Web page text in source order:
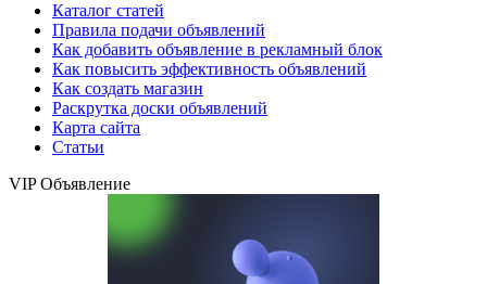
Каталог статей
Правила подачи объявлений
Как добавить объявление в рекламный блок
Как повысить эффективность объявлений
Как создать магазин
Раскрутка доски объявлений
Карта сайта
Статьи
VIP Объявление